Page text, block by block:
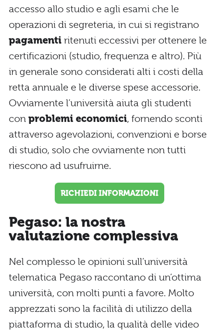
accesso allo studio e agli esami che le
operazioni di segreteria, in cui si registrano
pagamenti ritenuti eccessivi per ottenere le
certificazioni (studio, frequenza e altro). Più
in generale sono considerati alti i costi della
retta annuale e le diverse spese accessorie.
Ovviamente l’università aiuta gli studenti
con problemi economici, fornendo sconti
attraverso agevolazioni, convenzioni e borse
di studio, solo che ovviamente non tutti
riescono ad usufruirne.
RICHIEDI INFORMAZIONI
Pegaso: la nostra
valutazione complessiva
Nel complesso le opinioni sull’università
telematica Pegaso raccontano di un’ottima
università, con molti punti a favore. Molto
apprezzati sono la facilità di utilizzo della
piattaforma di studio, la qualità delle video